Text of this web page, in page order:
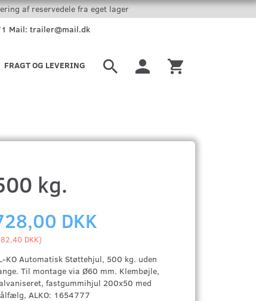
af reservedele fra eget lager
Mail: trailer@mail.dk
FRAGT OG LEVERING
kg.
DKK
DKK)
KO Automatisk Støttehjul, 500 kg. uden
Til montage via Ø60 mm. Klembøjle,
fastgummihjul 200x50 med
ALKO: 1654777